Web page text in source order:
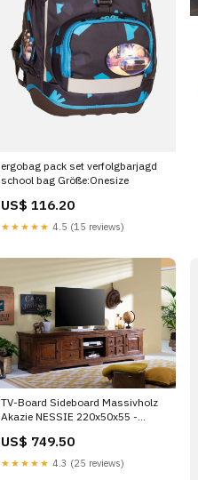
ergobag pack set verfolgbarjagd
school bag Größe:Onesize
US$ 116.20
★★★★★ 4.5 (15 reviews)
TV-Board Sideboard Massivholz
Akazie NESSIE 220x50x55 -
lackiert
US$ 749.50
★★★★★ 4.3 (25 reviews)